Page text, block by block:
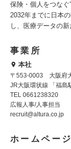
保険・個人をつなぐ
2032年までに日本
し、医療データの
事業所
本社
〒553-0003 大阪府
JR大阪環状線 「福島
TEL 0661238320
広報人事/人事担当
recruit@altura.co.jp
ホームページ